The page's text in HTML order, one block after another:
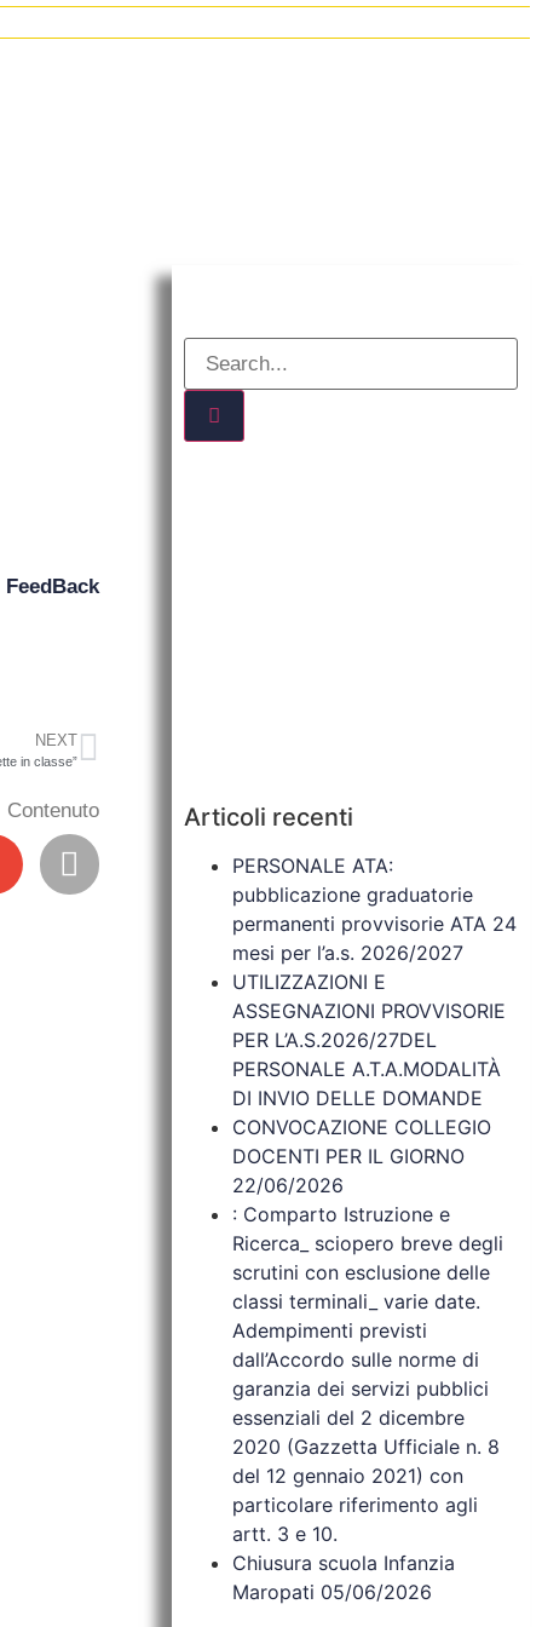
FeedBack
NEXT
in classe”
Contenuto Articoli recenti
PERSONALE ATA:
pubblicazione graduatorie
permanenti provvisorie ATA 24
mesi per l’a.s. 2026/2027
UTILIZZAZIONI E
ASSEGNAZIONI PROVVISORIE
PER L’A.S.2026/27DEL
PERSONALE A.T.A.MODALITÀ
DI INVIO DELLE DOMANDE
CONVOCAZIONE COLLEGIO
DOCENTI PER IL GIORNO
22/06/2026
: Comparto Istruzione e
Ricerca_ sciopero breve degli
scrutini con esclusione delle
classi terminali_ varie date.
Adempimenti previsti
dall’Accordo sulle norme di
garanzia dei servizi pubblici
essenziali del 2 dicembre
2020 (Gazzetta Ufficiale n. 8
del 12 gennaio 2021) con
particolare riferimento agli
artt. 3 e 10.
Chiusura scuola Infanzia
Maropati 05/06/2026